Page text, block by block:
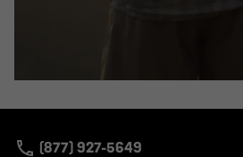
(877) 927-5649